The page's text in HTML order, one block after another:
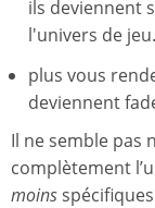
ils deviennent
l'univers de jeu.
plus vous
deviennent
Il ne semble pas
complètement
moins